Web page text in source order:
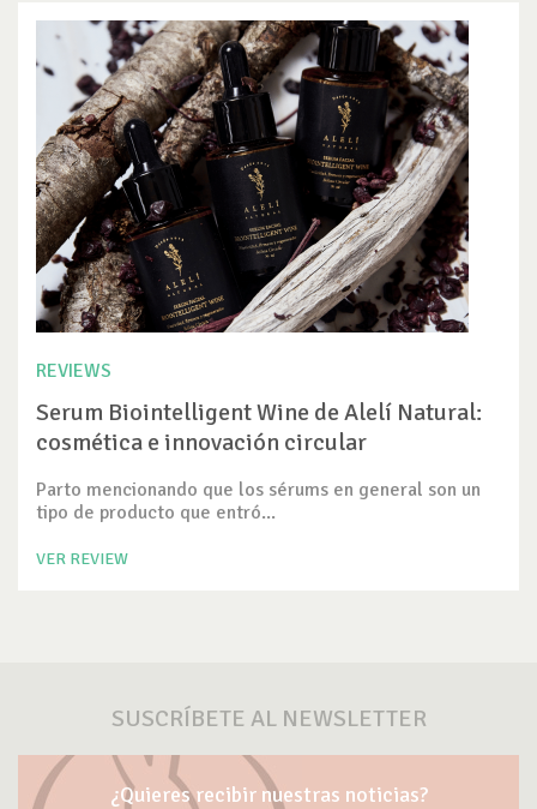
REVIEWS
Serum Biointelligent Wine de Alelí Natural:
cosmética e innovación circular
Parto mencionando que los sérums en general son un
tipo de producto que entró...
VER REVIEW
SUSCRÍBETE AL NEWSLETTER
¿Quieres recibir nuestras noticias?